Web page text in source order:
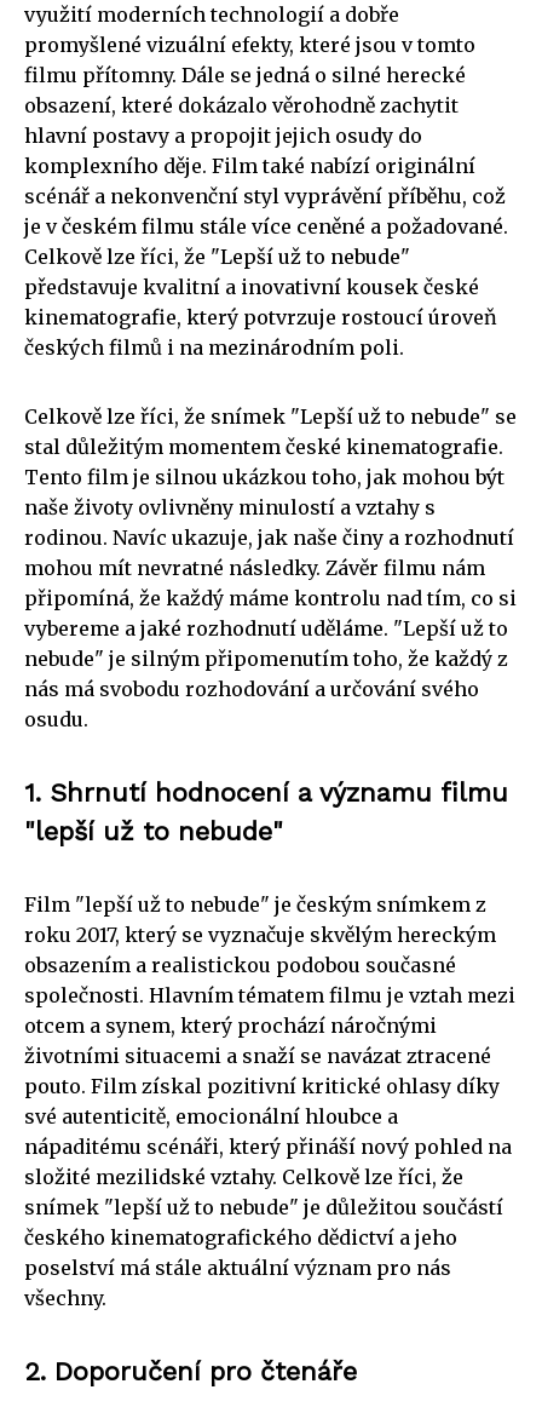
využití moderních technologií a dobře
promyšlené vizuální efekty, které jsou v tomto
filmu přítomny. Dále se jedná o silné herecké
obsazení, které dokázalo věrohodně zachytit
hlavní postavy a propojit jejich osudy do
komplexního děje. Film také nabízí originální
scénář a nekonvenční styl vyprávění příběhu, což
je v českém filmu stále více ceněné a požadované.
Celkově lze říci, že "Lepší už to nebude"
představuje kvalitní a inovativní kousek české
kinematografie, který potvrzuje rostoucí úroveň
českých filmů i na mezinárodním poli.
Celkově lze říci, že snímek "Lepší už to nebude" se
stal důležitým momentem české kinematografie.
Tento film je silnou ukázkou toho, jak mohou být
naše životy ovlivněny minulostí a vztahy s
rodinou. Navíc ukazuje, jak naše činy a rozhodnutí
mohou mít nevratné následky. Závěr filmu nám
připomíná, že každý máme kontrolu nad tím, co si
vybereme a jaké rozhodnutí uděláme. "Lepší už to
nebude" je silným připomenutím toho, že každý z
nás má svobodu rozhodování a určování svého
osudu.
1. Shrnutí hodnocení a významu filmu
"lepší už to nebude"
Film "lepší už to nebude" je českým snímkem z
roku 2017, který se vyznačuje skvělým hereckým
obsazením a realistickou podobou současné
společnosti. Hlavním tématem filmu je vztah mezi
otcem a synem, který prochází náročnými
životními situacemi a snaží se navázat ztracené
pouto. Film získal pozitivní kritické ohlasy díky
své autenticitě, emocionální hloubce a
nápaditému scénáři, který přináší nový pohled na
složité mezilidské vztahy. Celkově lze říci, že
snímek "lepší už to nebude" je důležitou součástí
českého kinematografického dědictví a jeho
poselství má stále aktuální význam pro nás
všechny.
2. Doporučení pro čtenáře